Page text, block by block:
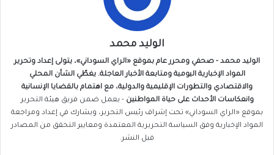
الوليد محمد
الوليد محمد - صحفي ومحرر عام بموقع «الراي السوداني»، يتولى إعداد وتحرير
المواد الإخبارية اليومية ومتابعة الأخبار العاجلة. يغطّي الشأن المحلي
والاقتصادي والتطورات الإقليمية والدولية، مع اهتمام بالقضايا الإنسانية
وانعكاسات الأحداث على حياة المواطنين - يعمل ضمن فريق هيئة التحرير
بموقع «الراي السوداني» تحت إشراف رئيس التحرير، ويشارك في إعداد ومراجعة
المواد الإخبارية وفق السياسة التحريرية المعتمدة ومعايير التحقق من المصادر
قبل النشر.